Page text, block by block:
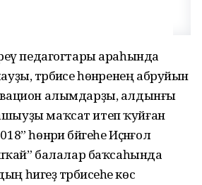
педагогтары араһында
тәрбиәсе һөнәренең абруйын
алымдарҙы, алдынғы
маҡсат итеп ҡуйған
һөнәри бәйгеһе Иҫәнғол
балалар баҡсаһында
һигеҙ тәрбиәсеһе көс